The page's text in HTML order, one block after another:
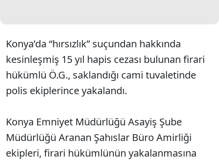
Konya’da “hırsızlık” suçundan hakkında
kesinleşmiş 15 yıl hapis cezası bulunan firari
hükümlü Ö.G., saklandığı cami tuvaletinde
polis ekiplerince yakalandı.
Konya Emniyet Müdürlüğü Asayiş Şube
Müdürlüğü Aranan Şahıslar Büro Amirliği
ekipleri, firari hükümlünün yakalanmasına